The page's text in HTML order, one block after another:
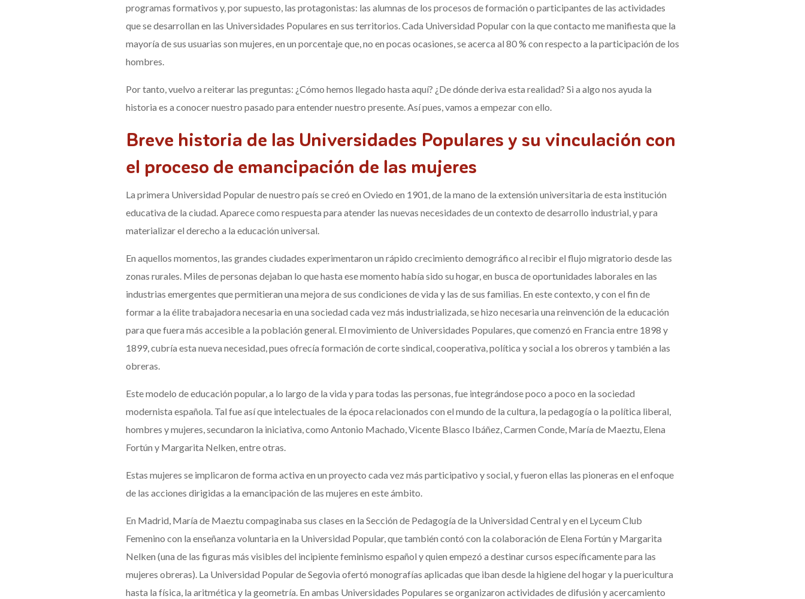
programas formativos y, por supuesto, las protagonistas: las alumnas de los procesos de formación o participantes de las actividades
que se desarrollan en las Universidades Populares en sus territorios. Cada Universidad Popular con la que contacto me manifiesta que la
mayoría de sus usuarias son mujeres, en un porcentaje que, no en pocas ocasiones, se acerca al 80 % con respecto a la participación de los
hombres.
Por tanto, vuelvo a reiterar las preguntas: ¿Cómo hemos llegado hasta aquí? ¿De dónde deriva esta realidad? Si a algo nos ayuda la
historia es a conocer nuestro pasado para entender nuestro presente. Así pues, vamos a empezar con ello.
Breve historia de las Universidades Populares y su vinculación con
el proceso de emancipación de las mujeres
La primera Universidad Popular de nuestro país se creó en Oviedo en 1901, de la mano de la extensión universitaria de esta institución
educativa de la ciudad. Aparece como respuesta para atender las nuevas necesidades de un contexto de desarrollo industrial, y para
materializar el derecho a la educación universal.
En aquellos momentos, las grandes ciudades experimentaron un rápido crecimiento demográfico al recibir el flujo migratorio desde las
zonas rurales. Miles de personas dejaban lo que hasta ese momento había sido su hogar, en busca de oportunidades laborales en las
industrias emergentes que permitieran una mejora de sus condiciones de vida y las de sus familias. En este contexto, y con el fin de
formar a la élite trabajadora necesaria en una sociedad cada vez más industrializada, se hizo necesaria una reinvención de la educación
para que fuera más accesible a la población general. El movimiento de Universidades Populares, que comenzó en Francia entre 1898 y
1899, cubría esta nueva necesidad, pues ofrecía formación de corte sindical, cooperativa, política y social a los obreros y también a las
obreras.
Este modelo de educación popular, a lo largo de la vida y para todas las personas, fue integrándose poco a poco en la sociedad
modernista española. Tal fue así que intelectuales de la época relacionados con el mundo de la cultura, la pedagogía o la política liberal,
hombres y mujeres, secundaron la iniciativa, como Antonio Machado, Vicente Blasco Ibáñez, Carmen Conde, María de Maeztu, Elena
Fortún y Margarita Nelken, entre otras.
Estas mujeres se implicaron de forma activa en un proyecto cada vez más participativo y social, y fueron ellas las pioneras en el enfoque
de las acciones dirigidas a la emancipación de las mujeres en este ámbito.
En Madrid, María de Maeztu compaginaba sus clases en la Sección de Pedagogía de la Universidad Central y en el Lyceum Club
Femenino con la enseñanza voluntaria en la Universidad Popular, que también contó con la colaboración de Elena Fortún y Margarita
Nelken (una de las figuras más visibles del incipiente feminismo español y quien empezó a destinar cursos específicamente para las
mujeres obreras). La Universidad Popular de Segovia ofertó monografías aplicadas que iban desde la higiene del hogar y la puericultura
hasta la física, la aritmética y la geometría. En ambas Universidades Populares se organizaron actividades de difusión y acercamiento